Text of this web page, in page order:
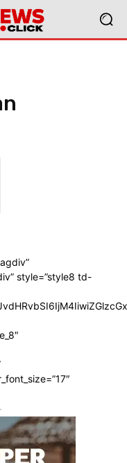
style=”style8 td-